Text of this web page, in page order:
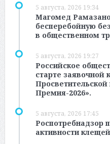
5 августа, 2026 19:34
Магомед
бесперебойную
в общественном
5 августа, 2026 19:27
Российское
старте заявочной
Премия-2026».
5 августа, 2026 17:45
Роспотребнадзор
активности клещей